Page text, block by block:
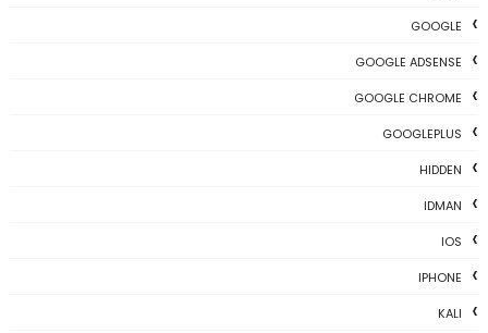
GOOGLE
GOOGLE ADSENSE
GOOGLE CHROME
GOOGLEPLUS
HIDDEN
IDMAN
IOS
IPHONE
KALI